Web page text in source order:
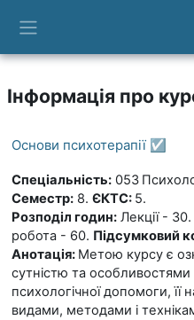
Інформація про
Основи психотерапії ☑️
Спеціальність: 053
Семестр: 8. ЄКТС: 5.
Розподіл годин: Лекції -
робота - 60. Підсумковий
Анотація: Метою курсу є
сутністю та особливостями
психологічної допомоги,
видами, методами і